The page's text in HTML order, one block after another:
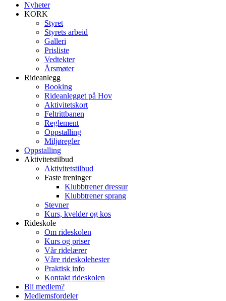
Nyheter
KORK
Styret
Styrets arbeid
Galleri
Prisliste
Vedtekter
Årsmøter
Rideanlegg
Booking
Rideanlegget på Hov
Aktivitetskort
Feltrittbanen
Reglement
Oppstalling
Miljøregler
Oppstalling
Aktivitetstilbud
Aktivitetstilbud
Faste treninger
Klubbtrener dressur
Klubbtrener sprang
Stevner
Kurs, kvelder og kos
Rideskole
Om rideskolen
Kurs og priser
Vår ridelærer
Våre rideskolehester
Praktisk info
Kontakt rideskolen
Bli medlem?
Medlemsfordeler